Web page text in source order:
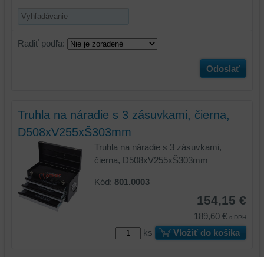
Radiť podľa:
Odoslať
Truhla na náradie s 3 zásuvkami, čierna,
D508xV255xŠ303mm
Truhla na náradie s 3 zásuvkami,
čierna, D508xV255xŠ303mm
Kód: 801.0003
154,15 €
189,60 € s DPH
ks Vložiť do košíka